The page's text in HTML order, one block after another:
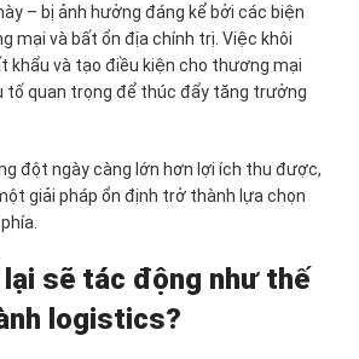
– bị ảnh hưởng đáng kể bởi các biện
mại và bất ổn địa chính trị. Việc khôi
khẩu và tạo điều kiện cho thương mại
tố quan trọng để thúc đẩy tăng trưởng
đột ngày càng lớn hơn lợi ích thu được,
giải pháp ổn định trở thành lựa chọn
lại sẽ tác động như thế
logistics?